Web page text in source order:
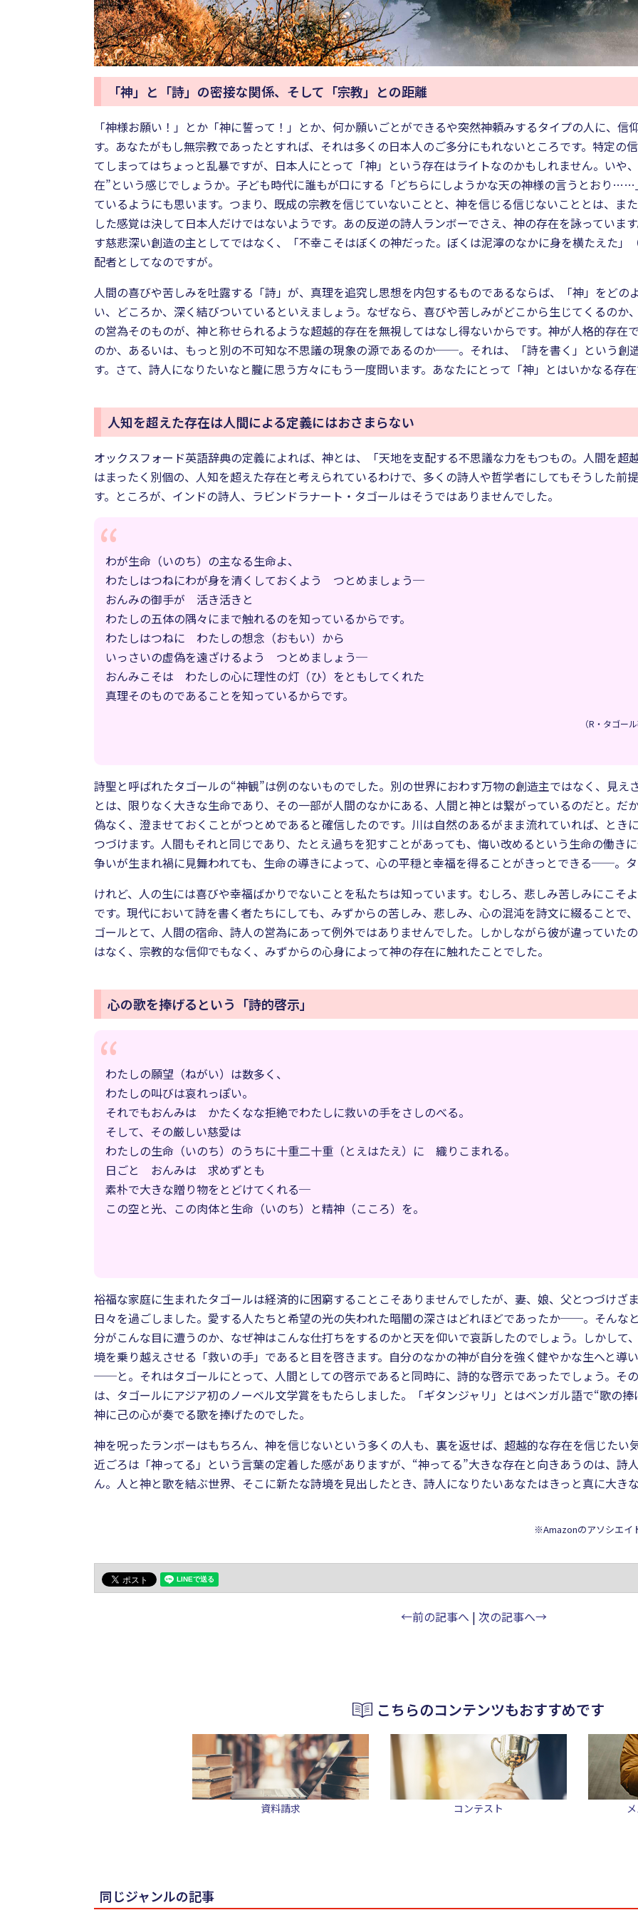
「神」と「詩」の密接な関係、そして「宗教」との距離
「神様お願い！」とか「神に誓って！」とか、何か願いごとができるや突然神頼みするタイプの人に、
す。あなたがもし無宗教であったとすれば、それは多くの日本人のご多分にもれないところです。特定の
てしまってはちょっと乱暴ですが、日本人にとって「神」という存在はライトなのかもしれません。いや
在”という感じでしょうか。子ども時代に誰もが口にする「どちらにしようかな天の神様の言うとおり
ているようにも思います。つまり、既成の宗教を信じていないことと、神を信じる信じないこととは、ま
した感覚は決して日本人だけではないようです。あの反逆の詩人ランボーでさえ、神の存在を詠っていま
す慈悲深い創造の主としてではなく、「不幸こそはぼくの神だった。ぼくは泥濘のなかに身を横たえた」
配者としてなのですが。
人間の喜びや苦しみを吐露する「詩」が、真理を追究し思想を内包するものであるならば、「神」をど
い、どころか、深く結びついているといえましょう。なぜなら、喜びや苦しみがどこから生じてくるのか
の営為そのものが、神と称せられるような超越的存在を無視してはなし得ないからです。神が人格的存在
のか、あるいは、もっと別の不可知な不思議の現象の源であるのか──。それは、「詩を書く」という創
す。さて、詩人になりたいなと朧に思う方々にもう一度問います。あなたにとって「神」とはいかなる
人知を超えた存在は人間による定義にはおさまらない
オックスフォード英語辞典の定義によれば、神とは、「天地を支配する不思議な力をもつもの。人間を超
はまったく別個の、人知を超えた存在と考えられているわけで、多くの詩人や哲学者にしてもそうした前
す。ところが、インドの詩人、ラビンドラナート・タゴールはそうではありませんでした。
わが生命（いのち）の主なる生命よ、
わたしはつねにわが身を清くしておくよう つとめましょう─
おんみの御手が 活き活きと
わたしの五体の隅々にまで触れるのを知っているからです。
わたしはつねに わたしの想念（おもい）から
いっさいの虚偽を遠ざけるよう つとめましょう─
おんみこそは わたしの心に理性の灯（ひ）をともしてくれた
真理そのものであることを知っているからです。
（R・タゴー
詩聖と呼ばれたタゴールの“神観”は例のないものでした。別の世界におわす万物の創造主ではなく、見え
とは、限りなく大きな生命であり、その一部が人間のなかにある、人間と神とは繋がっているのだと。だ
偽なく、澄ませておくことがつとめであると確信したのです。川は自然のあるがまま流れていれば、とき
つづけます。人間もそれと同じであり、たとえ過ちを犯すことがあっても、悔い改めるという生命の働き
争いが生まれ禍に見舞われても、生命の導きによって、心の平穏と幸福を得ることがきっとできる──。
けれど、人の生には喜びや幸福ばかりでないことを私たちは知っています。むしろ、悲しみ苦しみにこそ
です。現代において詩を書く者たちにしても、みずからの苦しみ、悲しみ、心の混沌を詩文に綴ることで
ゴールとて、人間の宿命、詩人の営為にあって例外ではありませんでした。しかしながら彼が違っていた
はなく、宗教的な信仰でもなく、みずからの心身によって神の存在に触れたことでした。
心の歌を捧げるという「詩的啓示」
わたしの願望（ねがい）は数多く、
わたしの叫びは哀れっぽい。
それでもおんみは かたくなな拒絶でわたしに救いの手をさしのべる。
そして、その厳しい慈愛は
わたしの生命（いのち）のうちに十重二十重（とえはたえ）に 織りこまれる。
日ごと おんみは 求めずとも
素朴で大きな贈り物をとどけてくれる─
この空と光、この肉体と生命（いのち）と精神（こころ）を。
裕福な家庭に生まれたタゴールは経済的に困窮することこそありませんでしたが、妻、娘、父とつづけざ
日々を過ごしました。愛する人たちと希望の光の失われた暗闇の深さはどれほどであったか──。そんな
分がこんな目に遭うのか、なぜ神はこんな仕打ちをするのかと天を仰いで哀訴したのでしょう。しかして
境を乗り越えさせる「救いの手」であると目を啓きます。自分のなかの神が自分を強く健やかな生へと導
──と。それはタゴールにとって、人間としての啓示であると同時に、詩的な啓示であったでしょう。そ
は、タゴールにアジア初のノーベル文学賞をもたらしました。「ギタンジャリ」とはベンガル語で“歌の
神に己の心が奏でる歌を捧げたのでした。
神を呪ったランボーはもちろん、神を信じないという多くの人も、裏を返せば、超越的な存在を信じたい
近ごろは「神ってる」という言葉の定着した感がありますが、“神ってる”大きな存在と向きあうのは、詩
ん。人と神と歌を結ぶ世界、そこに新たな詩境を見出したとき、詩人になりたいあなたはきっと真に大き
※Amazonのアソシエイ
←前の記事へ | 次の記事へ→
こちらのコンテンツもおすすめです
資料請求 コンテスト
同じジャンルの記事